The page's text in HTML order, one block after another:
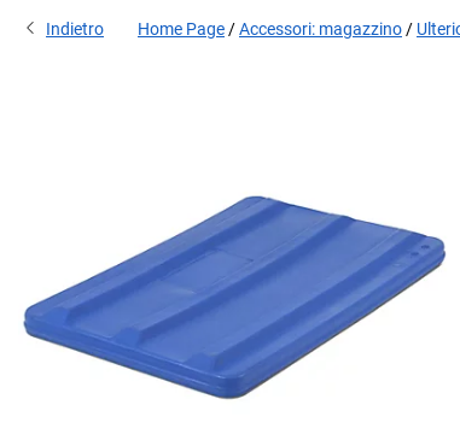
Indietro Home Page Accessori: magazzino